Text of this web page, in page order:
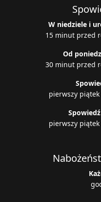
W niedziele i
15 minut przed
Od
30 minut przed
pierwszy
pierwszy